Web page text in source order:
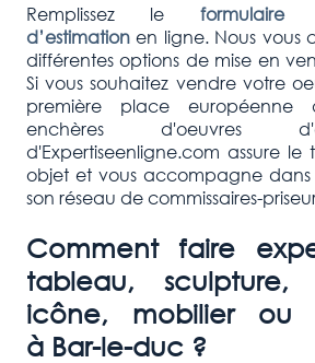
Remplissez le
d’estimation en ligne. Nous vous
différentes options de mise en
Si vous souhaitez vendre votre
première place européenne
enchères d'oeuvres
d'Expertiseenligne.com assure
objet et vous accompagne
son réseau de commissaires-
Comment faire
tableau, sculpture,
icône, mobilier ou
à Bar-le-duc ?